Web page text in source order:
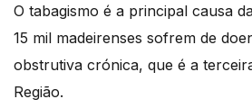
O tabagismo é a principal causa
15 mil madeirenses sofrem de
obstrutiva crónica, que é a
Região.